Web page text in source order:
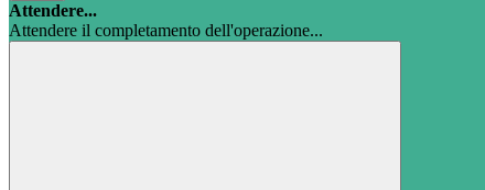
Attendere...
Attendere il completamento dell'operazione...